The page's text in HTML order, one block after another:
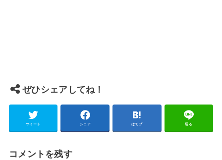
ぜひシェアしてね！
ツイート シェア はてブ 送る
コメントを残す